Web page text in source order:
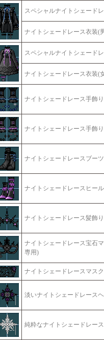
スペシャルナイトシェード
ナイトシェードレース衣装(
スペシャルナイトシェード
ナイトシェードレース衣装(
ナイトシェードレース手飾
ナイトシェードレース手飾
ナイトシェードレースブー
ナイトシェードレースヒー
ナイトシェードレース髪飾り
ナイトシェードレース宝石
専用)
ナイトシェードレースマス
淡いナイトシェードレース
純粋なナイトシェードレー